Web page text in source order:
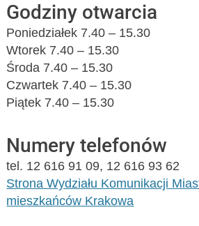
Godziny otwarcia
Poniedziałek 7.40 – 15.30
Wtorek 7.40 – 15.30
Środa 7.40 – 15.30
Czwartek 7.40 – 15.30
Piątek 7.40 – 15.30
Numery telefonów
tel. 12 616 91 09, 12 616 93 62
Strona Wydziału Komunikacji
mieszkańców Krakowa